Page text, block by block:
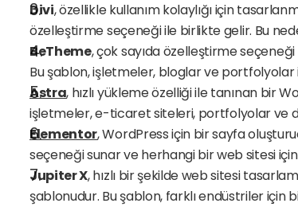
Divi, özellikle kullanım kolaylığı için
özelleştirme seçeneği ile birlikte gelir. Bu
BeTheme, çok sayıda özelleştirme
Bu şablon, işletmeler, bloglar ve
Astra, hızlı yükleme özelliği ile tanınan bir
işletmeler, e-ticaret siteleri, portfolyolar ve
Elementor, WordPress için bir sayfa
seçeneği sunar ve herhangi bir web sitesi
Jupiter X, hızlı bir şekilde web sitesi
şablonudur. Bu şablon, farklı endüstriler için